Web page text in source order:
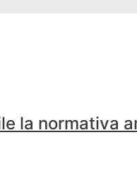
la normativa